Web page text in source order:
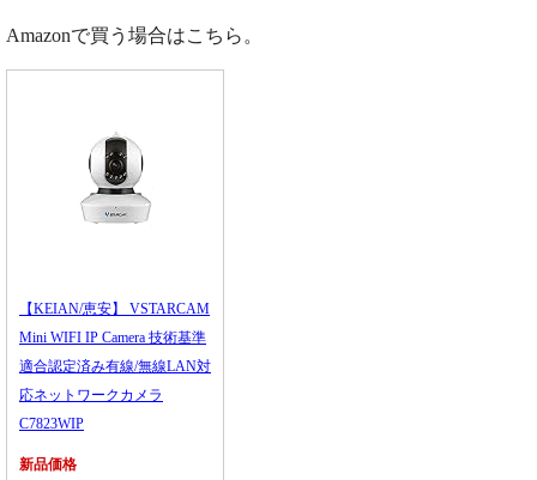
Amazonで買う場合はこちら。
【KEIAN/恵安】 VSTARCAM
Mini WIFI IP Camera 技術基準
適合認定済み有線/無線LAN対
応ネットワークカメラ
C7823WIP
新品価格